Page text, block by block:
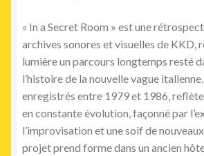
« In a Secret Room » est une
archives sonores et visuelles de KKD,
lumière un parcours longtemps resté
l’histoire de la nouvelle vague
enregistrés entre 1979 et 1986,
en constante évolution, façonné par
l’improvisation et une soif de
projet prend forme dans un ancien